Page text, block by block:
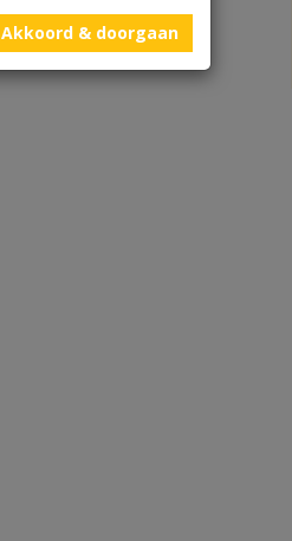
Akkoord & doorgaan